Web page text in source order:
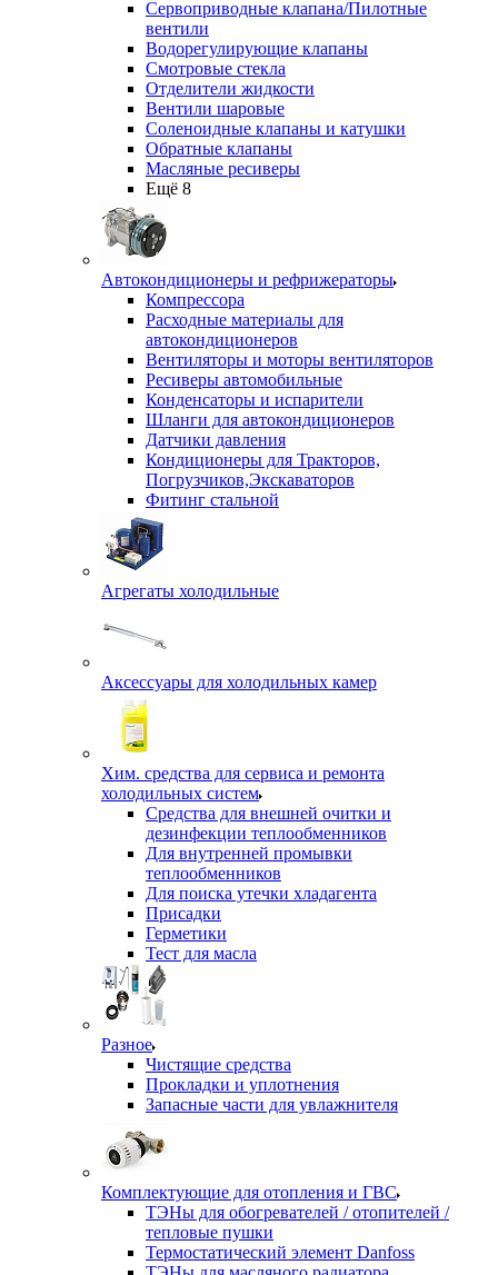
Сервоприводные клапана/Пилотные
вентили
Водорегулирующие клапаны
Смотровые стекла
Отделители жидкости
Вентили шаровые
Соленоидные клапаны и катушки
Обратные клапаны
Масляные ресиверы
Ещё 8
Автокондиционеры и рефрижераторы
Компрессора
Расходные материалы для
автокондиционеров
Вентиляторы и моторы вентиляторов
Ресиверы автомобильные
Конденсаторы и испарители
Шланги для автокондиционеров
Датчики давления
Кондиционеры для Тракторов,
Погрузчиков,Экскаваторов
Фитинг стальной
Агрегаты холодильные
Аксессуары для холодильных камер
Хим. средства для сервиса и ремонта
холодильных систем
Средства для внешней очитки и
дезинфекции теплообменников
Для внутренней промывки
теплообменников
Для поиска утечки хладагента
Присадки
Герметики
Тест для масла
Разное
Чистящие средства
Прокладки и уплотнения
Запасные части для увлажнителя
Комплектующие для отопления и ГВС
ТЭНы для обогревателей / отопителей /
тепловые пушки
Термостатический элемент Danfoss